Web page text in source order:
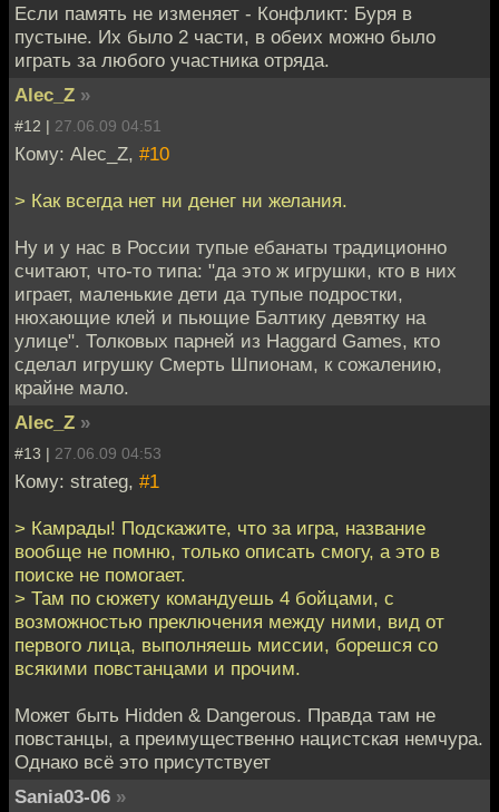
Если память не изменяет - Конфликт: Буря в
пустыне. Их было 2 части, в обеих можно было
играть за любого участника отряда.
Alec_Z »
#12 | 27.06.09 04:51
Кому: Alec_Z, #10
> Как всегда нет ни денег ни желания.
Ну и у нас в России тупые ебанаты традиционно
считают, что-то типа: "да это ж игрушки, кто в них
играет, маленькие дети да тупые подростки,
нюхающие клей и пьющие Балтику девятку на
улице". Толковых парней из Haggard Games, кто
сделал игрушку Смерть Шпионам, к сожалению,
крайне мало.
Alec_Z »
#13 | 27.06.09 04:53
Кому: strateg, #1
> Камрады! Подскажите, что за игра, название
вообще не помню, только описать смогу, а это в
поиске не помогает.
> Там по сюжету командуешь 4 бойцами, с
возможностью преключения между ними, вид от
первого лица, выполняешь миссии, борешся со
всякими повстанцами и прочим.
Может быть Hidden & Dangerous. Правда там не
повстанцы, а преимущественно нацистская немчура.
Однако всё это присутствует
Sania03-06 »